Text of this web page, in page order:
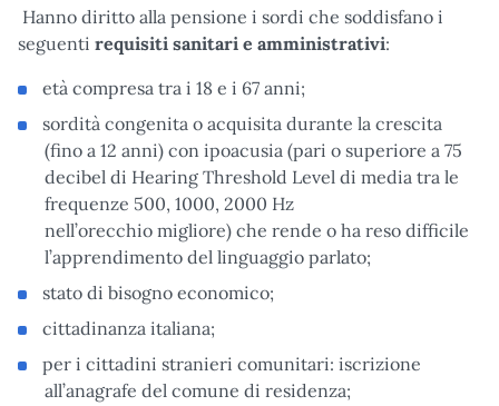
Hanno diritto alla pensione i sordi che soddisfano i
seguenti requisiti sanitari e amministrativi:
età compresa tra i 18 e i 67 anni;
sordità congenita o acquisita durante la crescita
(fino a 12 anni) con ipoacusia (pari o superiore a 75
decibel di Hearing Threshold Level di media tra le
frequenze 500, 1000, 2000 Hz
nell’orecchio migliore) che rende o ha reso difficile
l’apprendimento del linguaggio parlato;
stato di bisogno economico;
cittadinanza italiana;
per i cittadini stranieri comunitari: iscrizione
all’anagrafe del comune di residenza;